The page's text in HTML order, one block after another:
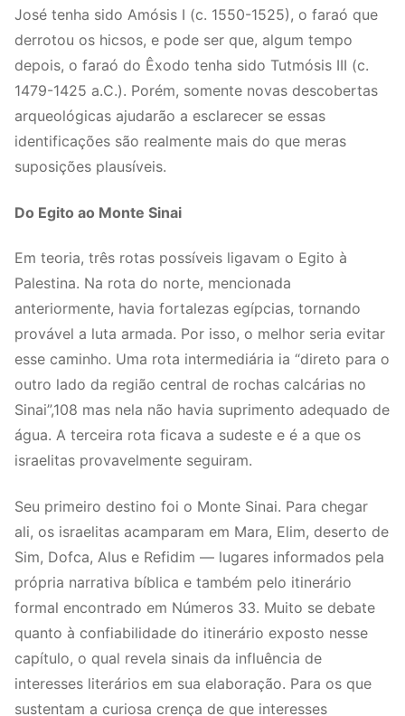
José tenha sido Amósis I (c. 1550-1525), o faraó que
derrotou os hicsos, e pode ser que, algum tempo
depois, o faraó do Êxodo tenha sido Tutmósis III (c.
1479-1425 a.C.). Porém, somente novas descobertas
arqueológicas ajudarão a esclarecer se essas
identificações são realmente mais do que meras
suposições plausíveis.
Do Egito ao Monte Sinai
Em teoria, três rotas possíveis ligavam o Egito à
Palestina. Na rota do norte, mencionada
anteriormente, havia fortalezas egípcias, tornando
provável a luta armada. Por isso, o melhor seria evitar
esse caminho. Uma rota intermediária ia “direto para o
outro lado da região central de rochas calcárias no
Sinai”,108 mas nela não havia suprimento adequado de
água. A terceira rota ficava a sudeste e é a que os
israelitas provavelmente seguiram.
Seu primeiro destino foi o Monte Sinai. Para chegar
ali, os israelitas acamparam em Mara, Elim, deserto de
Sim, Dofca, Alus e Refidim — lugares informados pela
própria narrativa bíblica e também pelo itinerário
formal encontrado em Números 33. Muito se debate
quanto à confiabilidade do itinerário exposto nesse
capítulo, o qual revela sinais da influência de
interesses literários em sua elaboração. Para os que
sustentam a curiosa crença de que interesses